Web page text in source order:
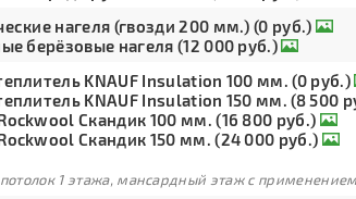
нагеля (гвозди 200 мм.) (0 руб.)
берёзовые нагеля (12 000 руб.)
KNAUF Insulation 100 мм. (0 руб.)
KNAUF Insulation 150 мм. (8 500
Скандик 100 мм. (16 800 руб.)
Скандик 150 мм. (24 000 руб.)
потолок 1 этажа, мансардный этаж с